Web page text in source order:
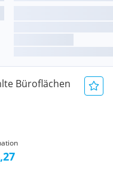
Büroflächen